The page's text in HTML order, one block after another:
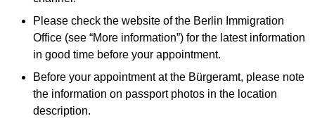
Please check the website of the Berlin Immigration
Office (see “More information”) for the latest information
in good time before your appointment.
Before your appointment at the Bürgeramt, please note
the information on passport photos in the location
description.